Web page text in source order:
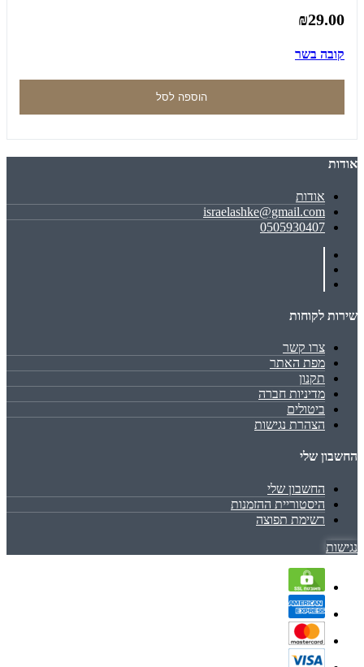
₪29.00
קובה בשר
הוספה לסל
אודות
אודות
israelashke@gmail.com
0505930407
שירות לקוחות
צרו קשר
מפת האתר
תקנון
מדיניות חברה
ביטולים
הצהרת נגישות
החשבון שלי
החשבון שלי
היסטוריית ההזמנות
רשימת תפוצה
נגישות